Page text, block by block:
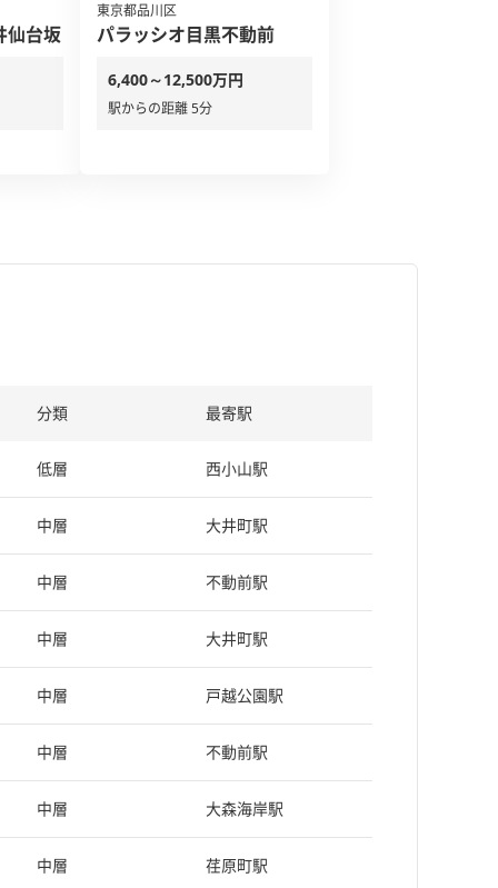
仙台坂
東京都品川区
パラッシオ目黒不動前
6,400～12,500万円
駅からの距離 5分
分類 最寄駅
低層 西小山駅
中層 大井町駅
中層 不動前駅
中層 大井町駅
中層 戸越公園駅
中層 不動前駅
中層 大森海岸駅
中層 荏原町駅